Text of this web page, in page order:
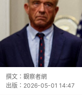
撰文： 觀察者網
出版： 2026-05-01 14:47